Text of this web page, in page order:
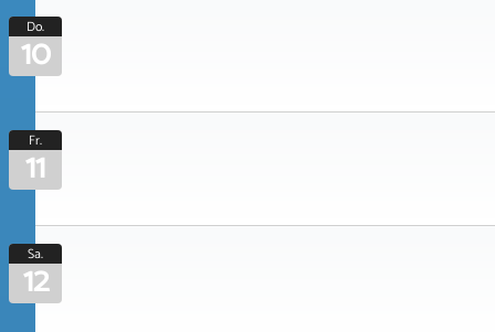
Do.
10
Fr.
11
Sa.
12